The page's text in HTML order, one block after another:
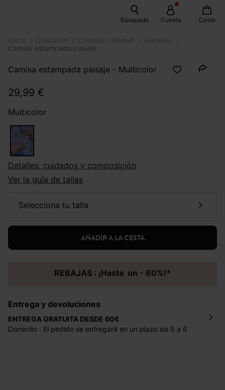
Búsqueda Cuenta Cesta
Camisa estampada paisaje
Camisa estampada paisaje - Multicolor
29,99 €
Multicolor
Detalles, cuidados y composición
Ver la guía de tallas
selecciona tu talla
AÑADIR A LA CESTA
REBAJAS : ¡Hasta un - 60%!*
Entrega y devoluciones
ENTREGA GRATUITA DESDE 60€
Domicilio : El pedido se entregará en un plazo de 5 a 6